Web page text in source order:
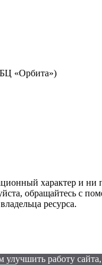
БЦ «Орбита»)
характер и ни
обращайтесь с
ресурса.
работу